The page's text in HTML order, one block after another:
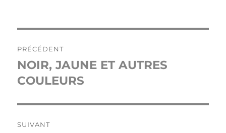
de
l’article
PRÉCÉDENT
Publication
précédente :
NOIR, JAUNE ET AUTRES
COULEURS
SUIVANT